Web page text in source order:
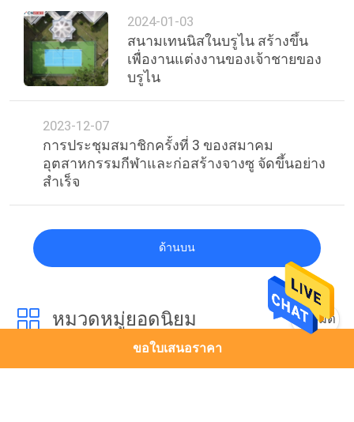
2024-01-03
สนามเทนนิสในบรูไน สร้างขึ้น
เพื่องานแต่งงานของเจ้าชายของ
บรูไน
2023-12-07
การประชุมสมาชิกครั้งที่ 3 ของสมาคม
อุตสาหกรรมกีฬาและก่อสร้างจางซู จัดขึ้นอย่าง
สําเร็จ
ด้านบน
หมวดหมู่ยอดนิยม ทั้งหมด
ลู่วิ่งยาง ลู่วิ่ง PU
ขอใบเสนอราคา